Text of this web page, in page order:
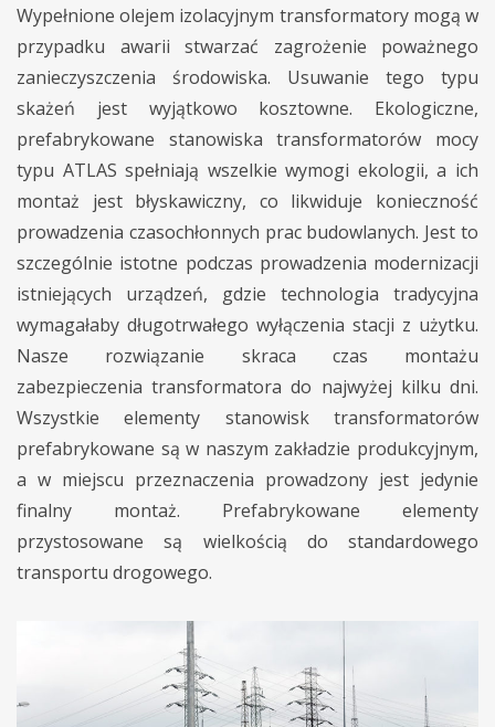
Wypełnione olejem izolacyjnym transformatory mogą w
przypadku awarii stwarzać zagrożenie poważnego
zanieczyszczenia środowiska. Usuwanie tego typu
skażeń jest wyjątkowo kosztowne. Ekologiczne,
prefabrykowane stanowiska transformatorów mocy
typu ATLAS spełniają wszelkie wymogi ekologii, a ich
montaż jest błyskawiczny, co likwiduje konieczność
prowadzenia czasochłonnych prac budowlanych. Jest to
szczególnie istotne podczas prowadzenia modernizacji
istniejących urządzeń, gdzie technologia tradycyjna
wymagałaby długotrwałego wyłączenia stacji z użytku.
Nasze rozwiązanie skraca czas montażu
zabezpieczenia transformatora do najwyżej kilku dni.
Wszystkie elementy stanowisk transformatorów
prefabrykowane są w naszym zakładzie produkcyjnym,
a w miejscu przeznaczenia prowadzony jest jedynie
finalny montaż. Prefabrykowane elementy
przystosowane są wielkością do standardowego
transportu drogowego.